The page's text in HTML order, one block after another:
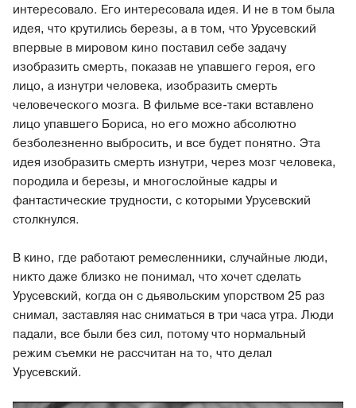
интересовало. Его интересовала идея. И не в том была
идея, что крутились березы, а в том, что Урусевский
впервые в мировом кино поставил себе задачу
изобразить смерть, показав не упавшего героя, его
лицо, а изнутри человека, изобразить смерть
человеческого мозга. В фильме все-таки вставлено
лицо упавшего Бориса, но его можно абсолютно
безболезненно выбросить, и все будет понятно. Эта
идея изобразить смерть изнутри, через мозг человека,
породила и березы, и многослойные кадры и
фантастические трудности, с которыми Урусевский
столкнулся.
В кино, где работают ремесленники, случайные люди,
никто даже близко не понимал, что хочет сделать
Урусевский, когда он с дьявольским упорством 25 раз
снимал, заставляя нас сниматься в три часа утра. Люди
падали, все были без сил, потому что нормальный
режим съемки не рассчитан на то, что делал
Урусевский.